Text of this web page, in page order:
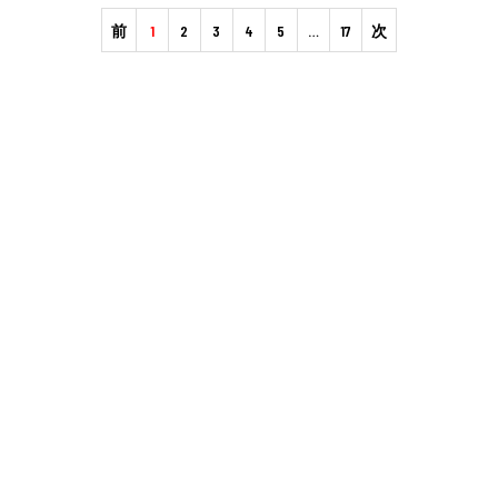
前 1 2 3 4 5 … 17 次